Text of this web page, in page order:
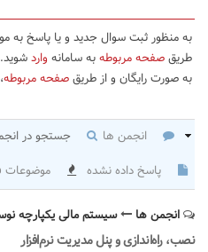
به منظور ثبت سوال جدید و یا پاسخ به
طریقصفحه مربوطهبه سامانه واردشوید.
به صورت رایگان و از طریقصفحه مربوطه
انجمن ها
جستجو در
پاسخ داده نشده
موضوعات
انجمن ها سیستم مالی یکپارچه
نصب، راه‌اندازی و پنل مدیریت نرم‌افزار